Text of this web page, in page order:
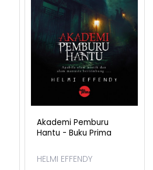
Akademi Pemburu
Hantu - Buku Prima
HELMI EFFENDY